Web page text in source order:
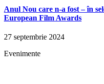
Anul Nou care n-a fost – în
European Film Awards
27 septembrie 2024
Evenimente